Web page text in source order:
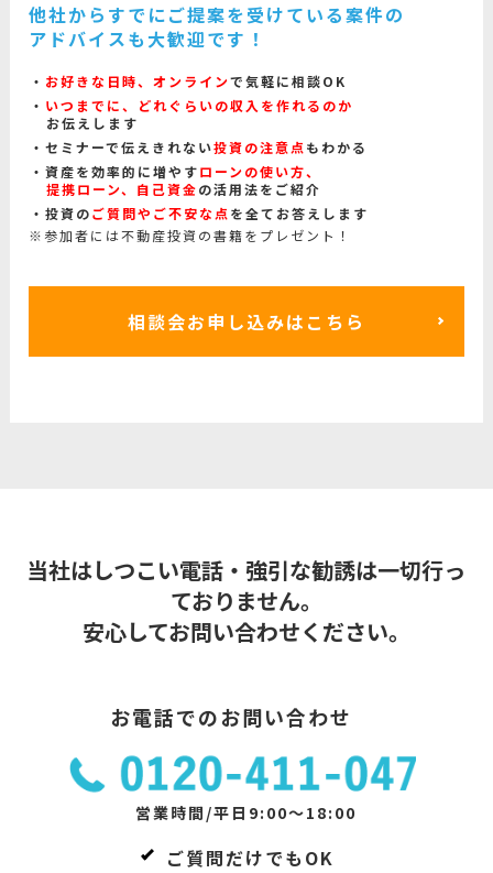
他社からすでにご提案を受けている案件の
アドバイスも大歓迎です！
お好きな日時、オンラインで気軽に相談OK
いつまでに、どれぐらいの収入を作れるのか
お伝えします
セミナーで伝えきれない投資の注意点 もわかる
資産を効率的に増やすローンの使い方、
提携ローン、自己資金の活用法をご紹介
投資のご質問やご不安な点 を全てお答えします
※参加者には不動産投資の書籍をプレゼント！
相談会お申し込みはこちら
当社はしつこい電話・強引な勧誘は一切行っ
ておりません。
安心してお問い合わせください。
お電話でのお問い合わせ
営業時間/平日9:00～18:00
ご質問だけでもOK